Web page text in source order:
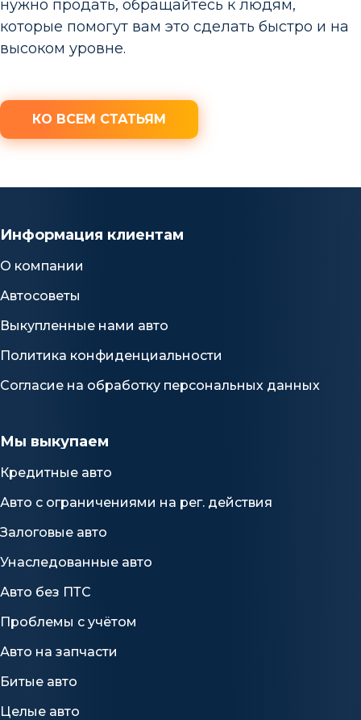
нужно продать, обращайтесь к людям,
которые помогут вам это сделать быстро и на
высоком уровне.
КО ВСЕМ СТАТЬЯМ
Информация клиентам
О компании
Автосоветы
Выкупленные нами авто
Политика конфиденциальности
Согласие на обработку персональных данных
Мы выкупаем
Кредитные авто
Авто с ограничениями на рег. действия
Залоговые авто
Унаследованные авто
Авто без ПТС
Проблемы с учётом
Авто на запчасти
Битые авто
Целые авто